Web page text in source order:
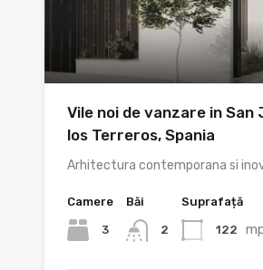
Vile noi de vanzare in San
los Terreros, Spania
Arhitectura contemporana si
Camere
3
Băi
2
Suprafață
122